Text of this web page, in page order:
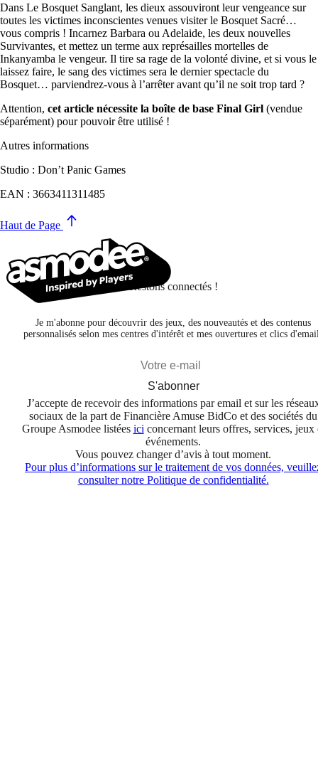
Dans Le Bosquet Sanglant, les dieux assouviront leur vengeance sur
toutes les victimes inconscientes venues visiter le Bosquet Sacré…
vous compris ! Incarnez Barbara ou Adelaide, les deux nouvelles
Survivantes, et mettez un terme aux représailles mortelles de
Inkanyamba le vengeur. Il tire sa rage de la volonté divine, et si vous le
laissez faire, le sang des victimes sera le dernier spectacle du
Bosquet… parviendrez-vous à l’arrêter avant qu’il ne soit trop tard ?
Attention, cet article nécessite la boîte de base Final Girl (vendue
séparément) pour pouvoir être utilisé !
Autres informations
Studio : Don’t Panic Games
EAN : 3663411311485
Haut de Page
Restons connectés !
Je m'abonne pour découvrir des jeux, des nouveautés et des contenus
personnalisés selon mes centres d'intérêt et mes ouvertures et clics
S'abonner
J’accepte de recevoir des informations par email et sur les
sociaux de la part de Financière Amuse BidCo et des sociétés du
Groupe Asmodee listées ici concernant leurs offres, services, jeux
événements.
Vous pouvez changer d’avis à tout moment.
Pour plus d’informations sur le traitement de vos données,
consulter notre Politique de confidentialité.